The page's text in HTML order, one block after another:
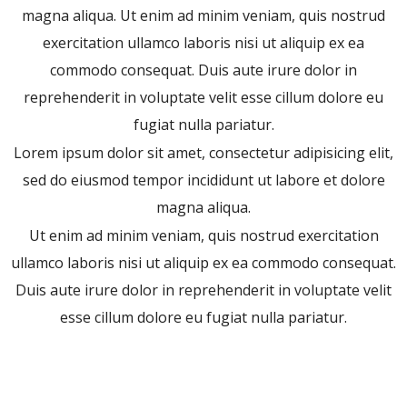
magna aliqua. Ut enim ad minim veniam, quis nostrud
exercitation ullamco laboris nisi ut aliquip ex ea
commodo consequat. Duis aute irure dolor in
reprehenderit in voluptate velit esse cillum dolore eu
fugiat nulla pariatur.
Lorem ipsum dolor sit amet, consectetur adipisicing elit,
sed do eiusmod tempor incididunt ut labore et dolore
magna aliqua.
Ut enim ad minim veniam, quis nostrud exercitation
ullamco laboris nisi ut aliquip ex ea commodo consequat.
Duis aute irure dolor in reprehenderit in voluptate velit
esse cillum dolore eu fugiat nulla pariatur.